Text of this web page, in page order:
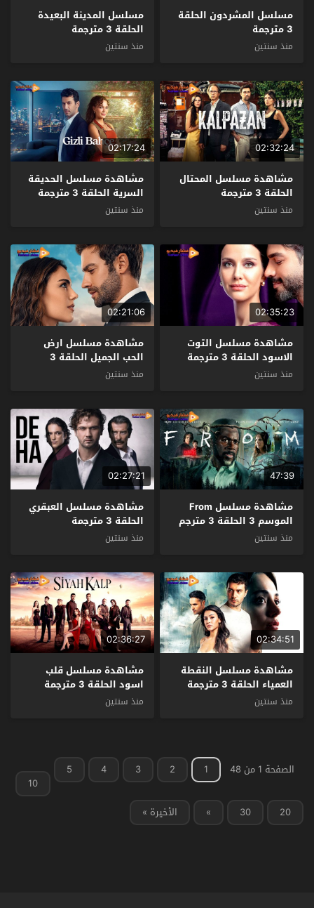
مسلسل المشردون الحلقة
3 مترجمة
منذ سنتين
مسلسل المدينة البعيدة
الحلقة 3 مترجمة
منذ سنتين
02:32:24
مشاهدة مسلسل المحتال
الحلقة 3 مترجمة
منذ سنتين
02:17:24
مشاهدة مسلسل الحديقة
السرية الحلقة 3 مترجمة
منذ سنتين
02:35:23
مشاهدة مسلسل التوت
الاسود الحلقة 3 مترجمة
منذ سنتين
02:21:06
مشاهدة مسلسل ارض
الحب الجميل الحلقة 3
مترجمة
منذ سنتين
47:39
مشاهدة مسلسل From
الموسم 3 الحلقة 3 مترجم
منذ سنتين
02:27:21
مشاهدة مسلسل العبقري
الحلقة 3 مترجمة
منذ سنتين
02:34:51
مشاهدة مسلسل النقطة
العمياء الحلقة 3 مترجمة
منذ سنتين
02:36:27
مشاهدة مسلسل قلب
اسود الحلقة 3 مترجمة
منذ سنتين
الصفحة 1 من 48 1
2
3
4
5
10
20
30
» الأخيرة »